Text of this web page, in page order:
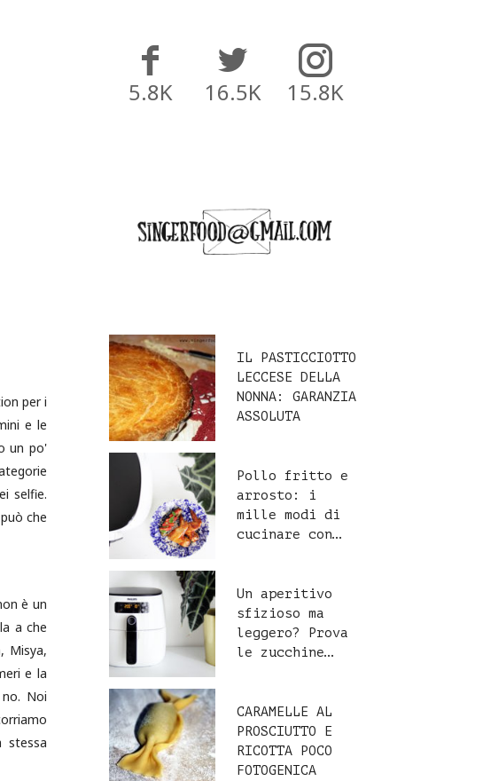
per i
e le
un po'
selfie.
che
è un
a che
Misya,
e la
Noi
stessa
5.8K 16.5K 15.8K
IL PASTICCIOTTO
LECCESE DELLA
NONNA: GARANZIA
ASSOLUTA
Pollo fritto e
arrosto: i
mille modi di
cucinare con…
Un aperitivo
sfizioso ma
leggero? Prova
le zucchine…
CARAMELLE AL
PROSCIUTTO E
RICOTTA POCO
FOTOGENICA